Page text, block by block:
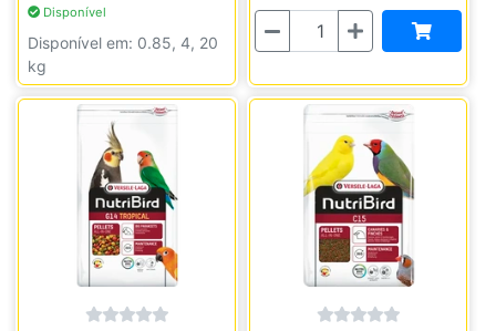
Disponível
Disponível em: 0.85, 4, 20
kg
Quantidade